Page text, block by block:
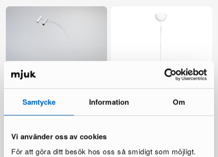
Samtycke Information Om
Vi använder oss av cookies
För att göra ditt besök hos oss så smidigt som möjligt.
By Rydéns Puls lattiavalaisin
234 € 383 €
By Rydéns Puls riippuvalaisin